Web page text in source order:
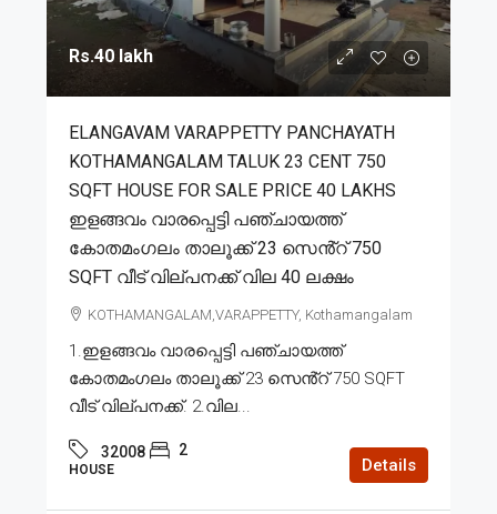
Rs.40 lakh
ELANGAVAM VARAPPETTY PANCHAYATH
KOTHAMANGALAM TALUK 23 CENT 750
SQFT HOUSE FOR SALE PRICE 40 LAKHS
ഇളങ്ങവം വാരപ്പെട്ടി പഞ്ചായത്ത്
കോതമംഗലം താലൂക്ക് 23 സെൻ്റ് 750
SQFT വീട് വില്പനക്ക് വില 40 ലക്ഷം
KOTHAMANGALAM,VARAPPETTY, Kothamangalam
1.ഇളങ്ങവം വാരപ്പെട്ടി പഞ്ചായത്ത്
കോതമംഗലം താലൂക്ക് 23 സെൻ്റ് 750 SQFT
വീട് വില്പനക്ക്. 2.വില...
32008 2
HOUSE Details